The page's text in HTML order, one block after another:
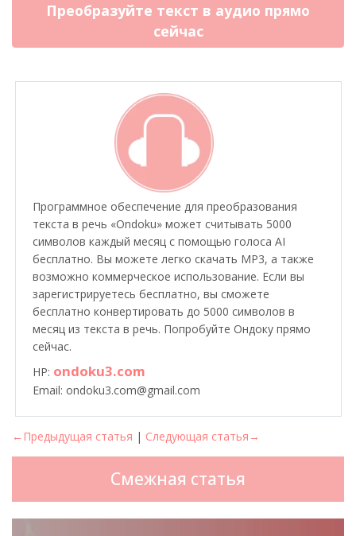
Преобразуйте текст в аудио прямо
сейчас
Программное обеспечение для преобразования
текста в речь «Ondoku» может считывать 5000
символов каждый месяц с помощью голоса AI
бесплатно. Вы можете легко скачать MP3, а также
возможно коммерческое использование. Если вы
зарегистрируетесь бесплатно, вы сможете
бесплатно конвертировать до 5000 символов в
месяц из текста в речь. Попробуйте Ондоку прямо
сейчас.
HP: ondoku3.com
Email: ondoku3.com@gmail.com
←Предыдущая статья | Следующая статья→
Смежная статья